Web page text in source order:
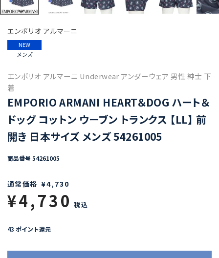
エンポリオ アルマーニ
NEW
メンズ
エンポリオ アルマーニ Underwear アンダーウェア 男性 紳士 下
着
EMPORIO ARMANI HEART＆DOG ハート＆
ドッグ コットン ウーブン トランクス 【LL】 前
開き 日本サイズ メンズ 54261005
商品番号 54261005
通常価格 ¥4,730
¥4,730 税込
43 ポイント還元